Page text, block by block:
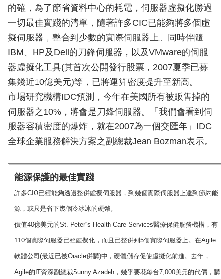
的確，為了節省資料中心的耗電，伺服器虛擬化勝過
一切最佳實踐的清單，隨著許多CIO已能夠將多個虛
擬伺服器，整合到少數的實際伺服器上。同時伴隨
IBM、HP及Dell的刀鋒伺服器，以及VMware的伺服
器虛擬化工具(其首次公開發行股票，2007夏季已募
集幾近10億美元)等，已將運算密度提升至新高。
市場研究機構IDC預測，今年在美國所有被販售掉的
伺服器之10%，將會是刀鋒伺服器。「我們會看到伺
服器容積密度的爆炸，就在2007為一個交匯年」IDC
全球企業服務解決方案之副總裁Jean Bozman表示。
能源保護的最佳實踐
許多CIO已經能夠透過整併虛擬伺服器，到幾個實際伺服器上達到節約能
源，或只是省下幾個冷冰冰的硬幣。
價值40億美元的St. Peter''s Health Care Services醫療保健服務機構，有
110個實際伺服器已經虛擬化，而且已整併到5個實際伺服器上。在Agile
軟體公司(最近已被Oracle併購)中，硬體儲存促使虛擬化前進。去年，
Agile的IT資深副總裁Sunny Azadeh，幾乎要花每台7,000美元的代價，購